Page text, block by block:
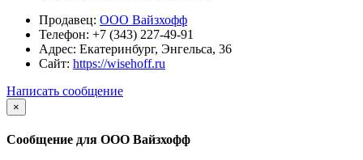
Продавец: ООО Вайзхофф
Телефон: +7 (343) 227-49-91
Адрес: Екатеринбург, Энгельса, 36
Сайт: https://wisehoff.ru
Написать сообщение
×
Сообщение для ООО Вайзхофф